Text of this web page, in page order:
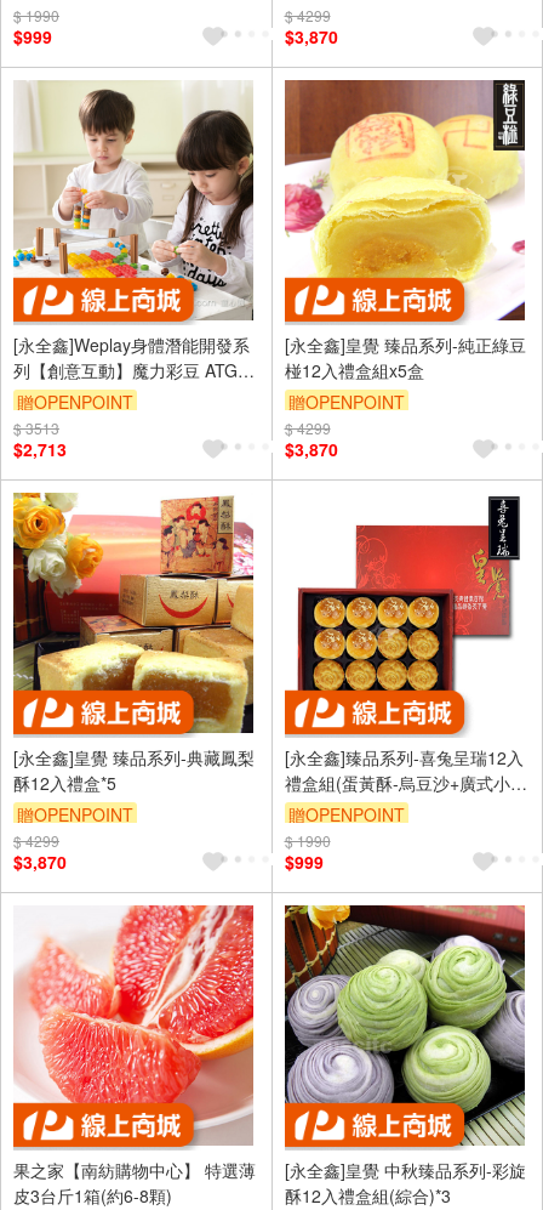
$ 1990
$999
$ 4299
$3,870
[永全鑫]Weplay身體潛能開發系
列【創意互動】魔力彩豆 ATG-
KC2008
贈OPENPOINT
$ 3513
$2,713
[永全鑫]皇覺 臻品系列-純正綠豆
椪12入禮盒組x5盒
贈OPENPOINT
$ 4299
$3,870
[永全鑫]皇覺 臻品系列-典藏鳳梨
酥12入禮盒*5
贈OPENPOINT
$ 4299
$3,870
[永全鑫]臻品系列-喜兔呈瑞12入
禮盒組(蛋黃酥-烏豆沙+廣式小月
餅)
贈OPENPOINT
$ 1990
$999
果之家【南紡購物中心】 特選薄
皮3台斤1箱(約6-8顆)
[永全鑫]皇覺 中秋臻品系列-彩旋
酥12入禮盒組(綜合)*3